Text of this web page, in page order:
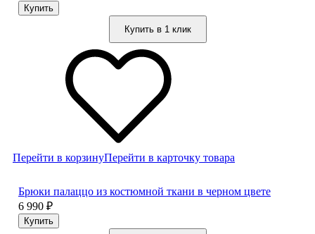
Купить в 1 клик
Перейти в корзинуПерейти в карточку товара
Брюки палаццо из костюмной ткани в черном цвете
6 990 ₽